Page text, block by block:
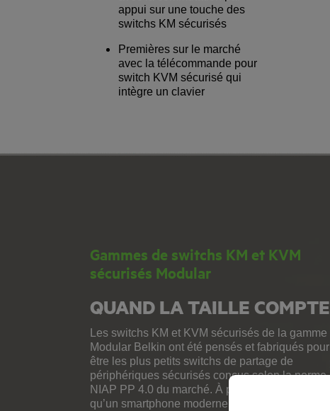
appui sur une touche des
switchs KM sécurisés
Premières sur le marché
avec la télécommande pour
switch KVM sécurisé qui
intègre un clavier
Gammes de switchs KM et KVM
sécurisés Modular
QUAND LA TAILLE COMPTE
Les switchs KM et KVM sécurisés de la gamme
Modular Belkin ont été pensés et fabriqués pour
être les plus petits switchs de partage de
périphériques sécurisés conçus selon la norme
NIAP PP 4.0 du marché. À peine plus larges
qu’un smartphone moderne, les switchs KM et